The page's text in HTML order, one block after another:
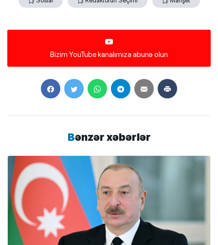
Bizim YouTube kanalımıza abunə olun
Bənzər xəbərlər